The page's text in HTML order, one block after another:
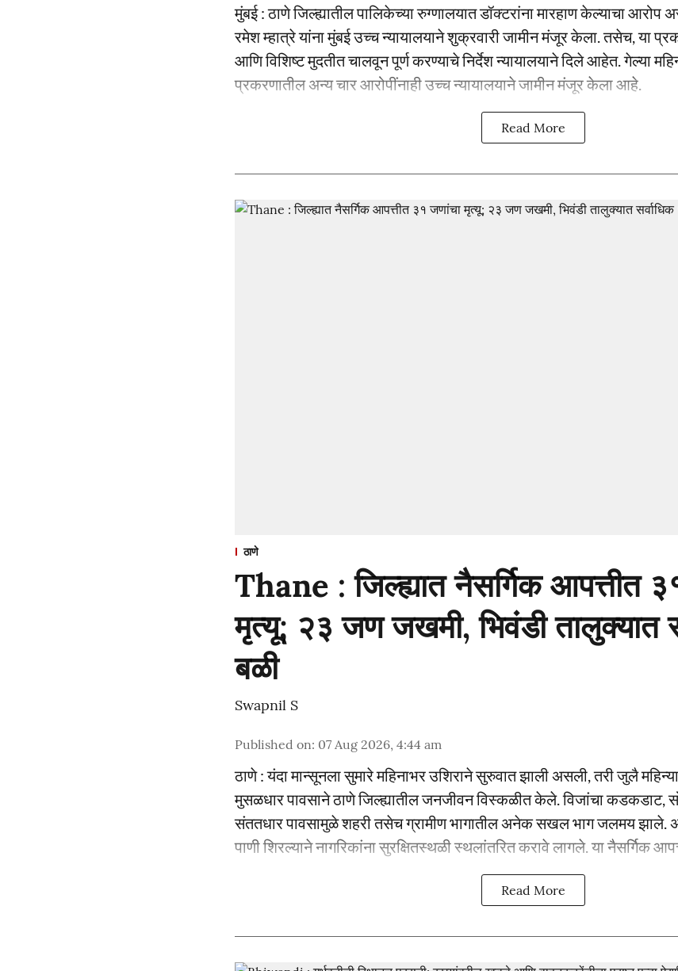
मुंबई : ठाणे जिल्ह्यातील पालिकेच्या रुग्णालयात डॉक्टरांना मारहाण केल्याचा
रमेश म्हात्रे यांना मुंबई उच्च न्यायालयाने शुक्रवारी जामीन मंजूर केला. तसेच, या
आणि विशिष्ट मुदतीत चालवून पूर्ण करण्याचे निर्देश न्यायालयाने दिले आहेत. गेल्या
प्रकरणातील अन्य चार आरोपींनाही उच्च न्यायालयाने जामीन मंजूर केला आहे.
Read More
ठाणे
Thane : जिल्ह्यात नैसर्गिक आपत्तीत
मृत्यू; २३ जण जखमी, भिवंडी तालुक्यात
बळी
Swapnil S
Published on: 07 Aug 2026, 4:44 am
ठाणे : यंदा मान्सूनला सुमारे महिनाभर उशिराने सुरुवात झाली असली, तरी जुलै
मुसळधार पावसाने ठाणे जिल्ह्यातील जनजीवन विस्कळीत केले. विजांचा कडकडाट,
संततधार पावसामुळे शहरी तसेच ग्रामीण भागातील अनेक सखल भाग जलमय झाले.
पाणी शिरल्याने नागरिकांना सुरक्षितस्थळी स्थलांतरित करावे लागले. या नैसर्गिक
Read More